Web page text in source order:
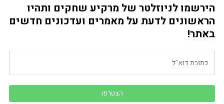
הירשמו לניוזלטר של מרקיע שחקים ותהיו
הראשונים לדעת על מאמרים ועדכונים חדשים
באתר!